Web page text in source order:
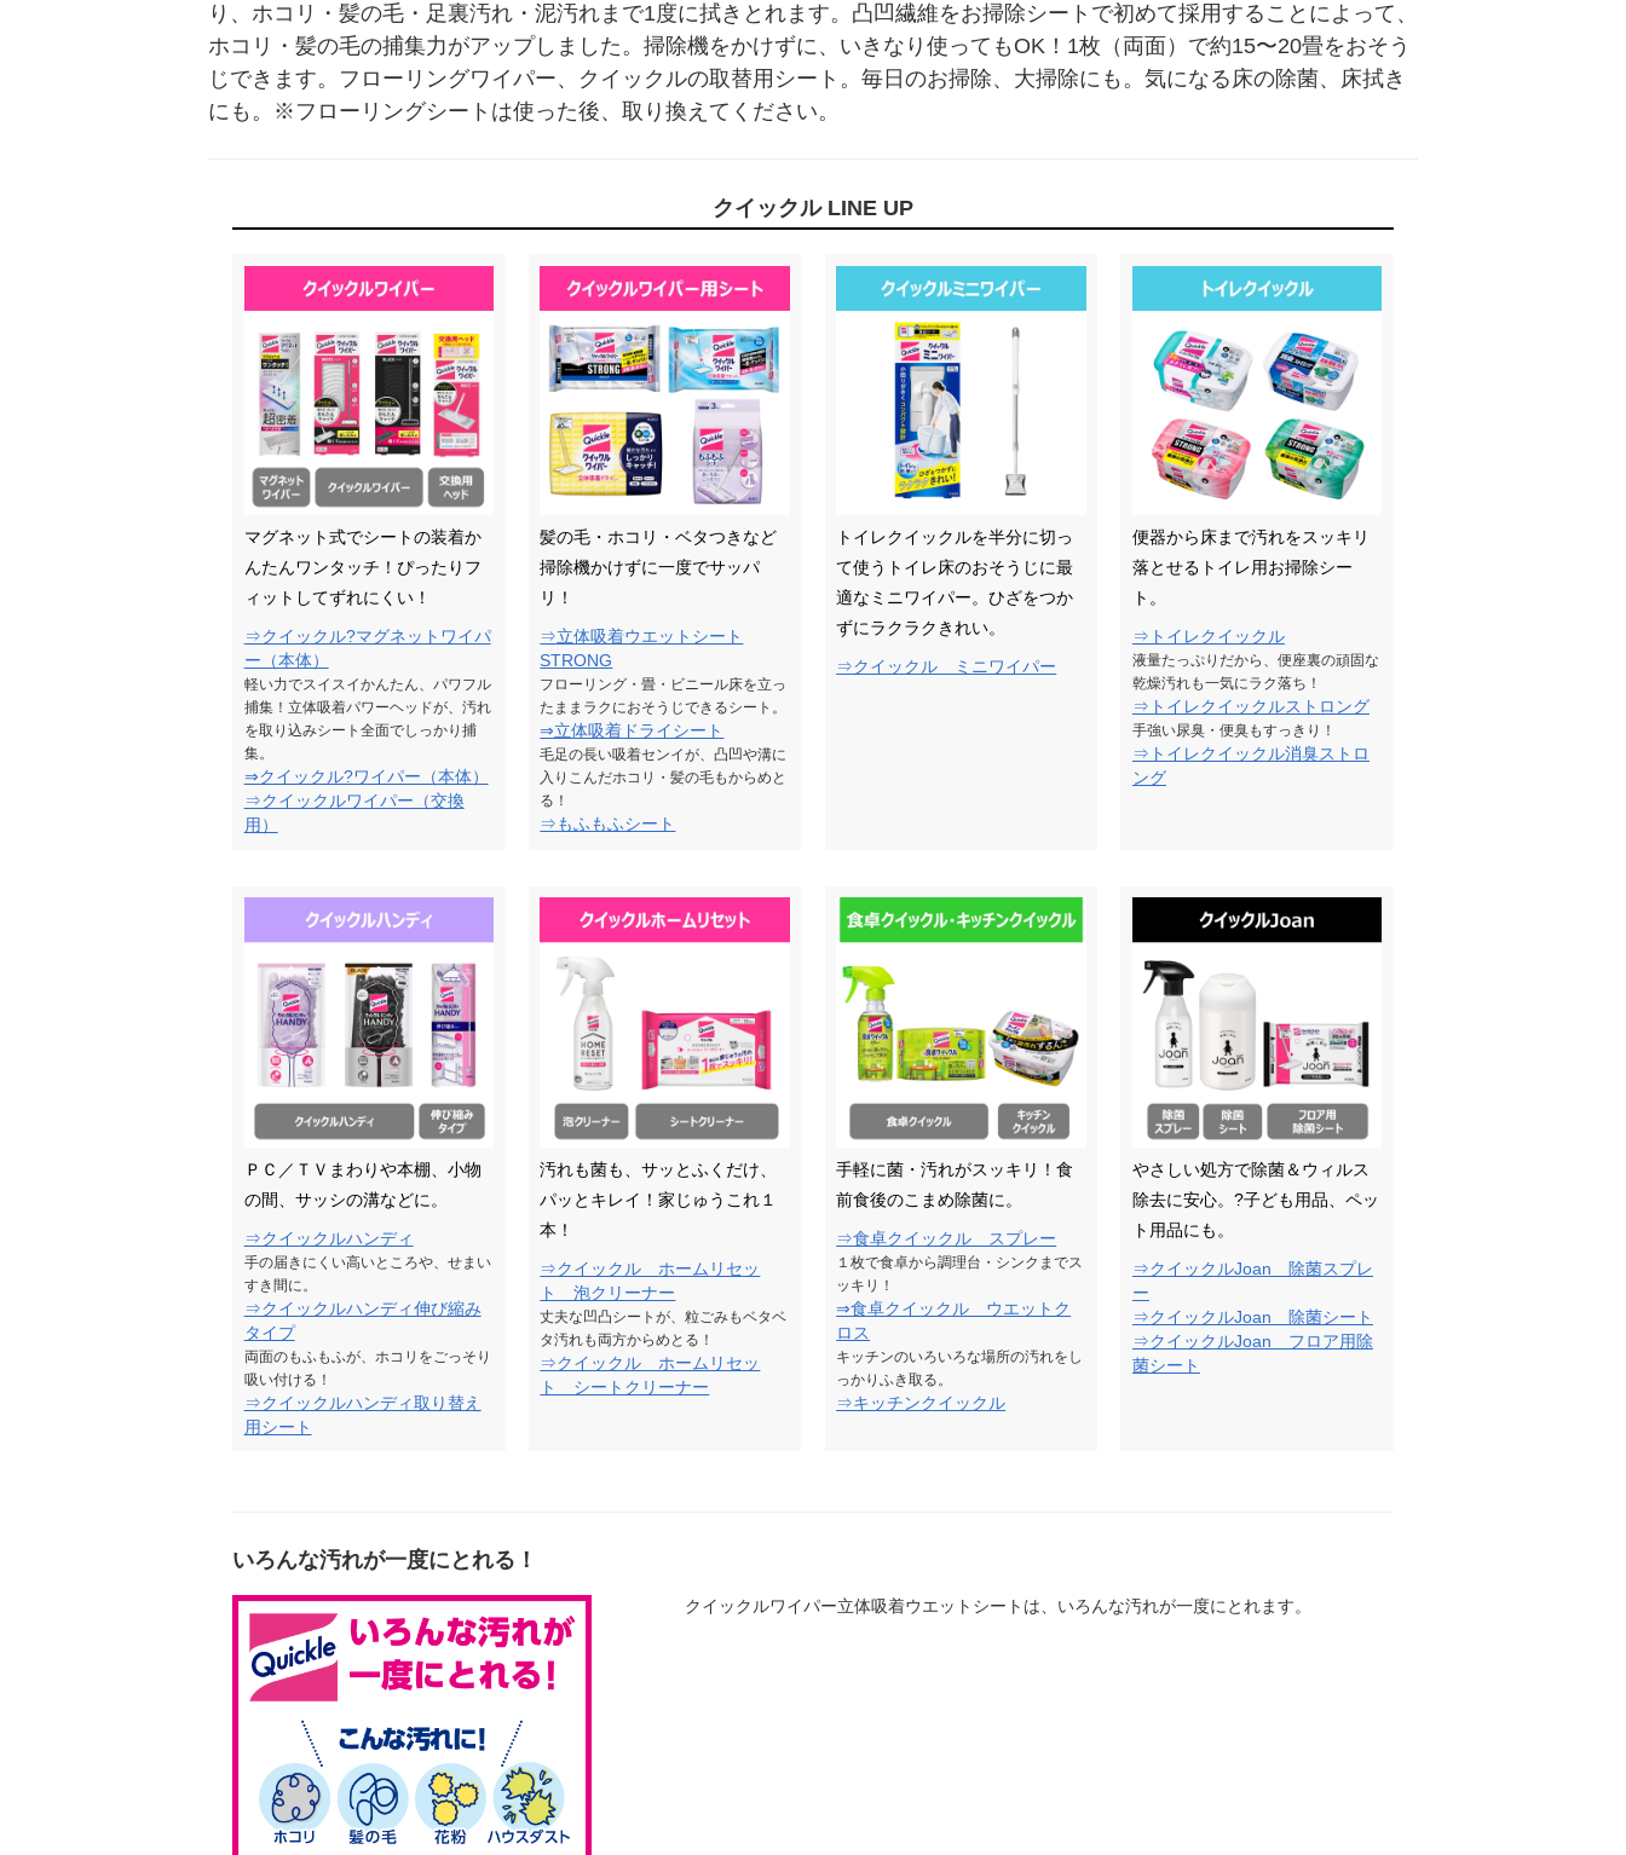
り、ホコリ・髪の毛・足裏汚れ・泥汚れまで1度に拭きとれます。凸凹繊維をお掃除シートで初めて採用することによって、
ホコリ・髪の毛の捕集力がアップしました。掃除機をかけずに、いきなり使ってもOK！1枚（両面）で約15〜20畳をおそう
じできます。フローリングワイパー、クイックルの取替用シート。毎日のお掃除、大掃除にも。気になる床の除菌、床拭き
にも。※フローリングシートは使った後、取り換えてください。
クイックル LINE UP
マグネット式でシートの装着か
んたんワンタッチ！ぴったりフ
ィットしてずれにくい！
⇒クイックル?マグネットワイパ
ー（本体）
軽い力でスイスイかんたん、パワフル
捕集！立体吸着パワーヘッドが、汚れ
を取り込みシート全面でしっかり捕
集。
⇒クイックル?ワイパー（本体）
⇒クイックルワイパー（交換
用）
髪の毛・ホコリ・ベタつきなど
掃除機かけずに一度でサッパ
リ！
⇒立体吸着ウエットシート
STRONG
フローリング・畳・ビニール床を立っ
たままラクにおそうじできるシート。
⇒立体吸着ドライシート
毛足の長い吸着センイが、凸凹や溝に
入りこんだホコリ・髪の毛もからめと
る！
⇒もふもふシート
トイレクイックルを半分に切っ
て使うトイレ床のおそうじに最
適なミニワイパー。ひざをつか
ずにラクラクきれい。
⇒クイックル ミニワイパー
便器から床まで汚れをスッキリ
落とせるトイレ用お掃除シー
ト。
⇒トイレクイックル
液量たっぷりだから、便座裏の頑固な
乾燥汚れも一気にラク落ち！
⇒トイレクイックルストロング
手強い尿臭・便臭もすっきり！
⇒トイレクイックル消臭ストロ
ング
ＰＣ／ＴＶまわりや本棚、小物
の間、サッシの溝などに。
⇒クイックルハンディ
手の届きにくい高いところや、せまい
すき間に。
⇒クイックルハンディ伸び縮み
タイプ
両面のもふもふが、ホコリをごっそり
吸い付ける！
⇒クイックルハンディ取り替え
用シート
汚れも菌も、サッとふくだけ、
パッとキレイ！家じゅうこれ１
本！
⇒クイックル ホームリセッ
ト 泡クリーナー
丈夫な凹凸シートが、粒ごみもベタベ
タ汚れも両方からめとる！
⇒クイックル ホームリセッ
ト シートクリーナー
手軽に菌・汚れがスッキリ！食
前食後のこまめ除菌に。
⇒食卓クイックル スプレー
１枚で食卓から調理台・シンクまでス
ッキリ！
⇒食卓クイックル ウエットク
ロス
キッチンのいろいろな場所の汚れをし
っかりふき取る。
⇒キッチンクイックル
やさしい処方で除菌＆ウィルス
除去に安心。?子ども用品、ペッ
ト用品にも。
⇒クイックルJoan 除菌スプレ
ー
⇒クイックルJoan 除菌シート
⇒クイックルJoan フロア用除
菌シート
いろんな汚れが一度にとれる！
クイックルワイパー立体吸着ウエットシートは、いろんな汚れが一度にとれます。